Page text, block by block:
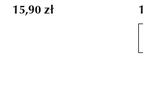
15,90 zł